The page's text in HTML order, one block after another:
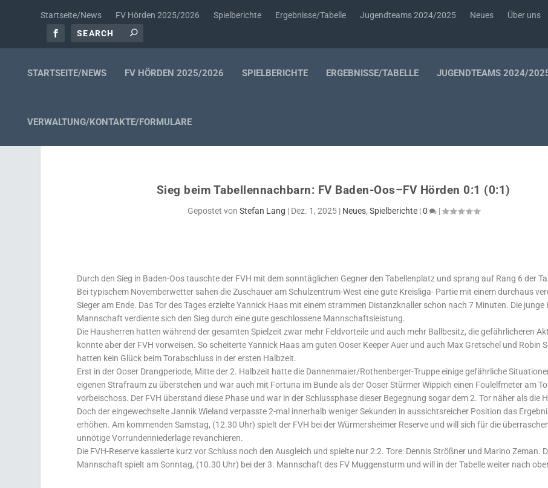
Startseite/News FV Hörden 2025/2026 Spielberichte Ergebnisse/Tabelle Jugendteams 2024/2025 Neues Über uns
STARTSEITE/NEWS FV HÖRDEN 2025/2026 SPIELBERICHTE ERGEBNISSE/TABELLE JUGENDTEAMS 2024/
VERWALTUNG/KONTAKTE/FORMULARE
Sieg beim Tabellennachbarn: FV Baden-Oos–FV Hörden 0:1 (0:1)
Gepostet von Stefan Lang | Dez. 1, 2025| Neues, Spielberichte|0 |
Durch den Sieg in Baden-Oos tauschte der FVH mit dem sonntäglichen Gegner den Tabellenplatz und sprang auf Rang 6 der
Bei typischem Novemberwetter sahen die Zuschauer am Schulzentrum-West eine gute Kreisliga- Partie mit einem durchaus
Sieger am Ende. Das Tor des Tages erzielte Yannick Haas mit einem strammen Distanzknaller schon nach 7 Minuten. Die junge
Mannschaft verdiente sich den Sieg durch eine gute geschlossene Mannschaftsleistung.
Die Hausherren hatten während der gesamten Spielzeit zwar mehr Feldvorteile und auch mehr Ballbesitz, die gefährlicheren
konnte aber der FVH vorweisen. So scheiterte Yannick Haas am guten Ooser Keeper Auer und auch Max Gretschel und Robin
hatten kein Glück beim Torabschluss in der ersten Halbzeit.
Erst in der Ooser Drangperiode, Mitte der 2. Halbzeit hatte die Dannenmaier/Rothenberger-Truppe einige gefährliche
eigenen Strafraum zu überstehen und war auch mit Fortuna im Bunde als der Ooser Stürmer Wippich einen Foulelfmeter am
vorbeischoss. Der FVH überstand diese Phase und war in der Schlussphase dieser Begegnung sogar dem 2. Tor näher als die
Doch der eingewechselte Jannik Wieland verpasste 2-mal innerhalb weniger Sekunden in aussichtsreicher Position das
erhöhen. Am kommenden Samstag, (12.30 Uhr) spielt der FVH bei der Würmersheimer Reserve und will sich für die
unnötige Vorrundenniederlage revanchieren.
Die FVH-Reserve kassierte kurz vor Schluss noch den Ausgleich und spielte nur 2:2. Tore: Dennis Strößner und Marino Zeman.
Mannschaft spielt am Sonntag, (10.30 Uhr) bei der 3. Mannschaft des FV Muggensturm und will in der Tabelle weiter nach